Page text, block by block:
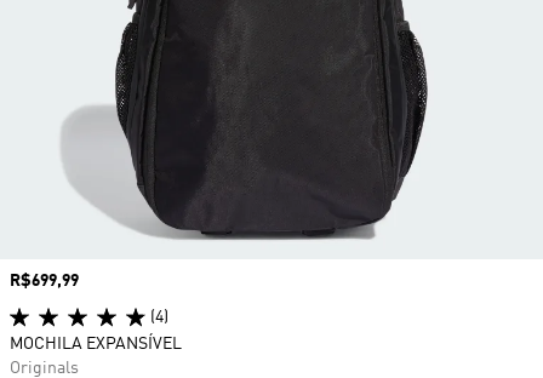
Preço
R$699,99
(4)
MOCHILA EXPANSÍVEL
Originals